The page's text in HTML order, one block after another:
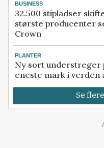
BUSINESS
32.500 stipladser
største producenter
Crown
PLANTER
Ny sort understreger
eneste mark i verden
Se